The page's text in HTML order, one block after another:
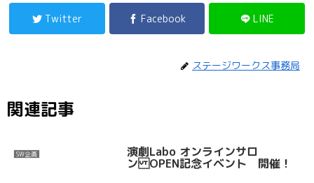
Twitter Facebook LINE
ステージワークス事務局
関連記事
SW企画 演劇Labo オンラインサロ
ン OPEN記念イベント 開催！